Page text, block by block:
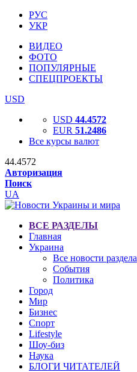
РУС
УКР
ВИДЕО
ФОТО
ПОПУЛЯРНЫЕ
СПЕЦПРОЕКТЫ
USD
USD 44.4572
EUR 51.2486
Все курсы валют
44.4572
Авторизация
Поиск
UA
ВСЕ РАЗДЕЛЫ
Главная
Украина
Все новости раздела
События
Политика
Город
Мир
Бизнес
Спорт
Lifestyle
Шоу-биз
Наука
БЛОГИ ЧИТАТЕЛЕЙ